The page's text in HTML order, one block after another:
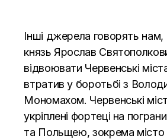
Інші джерела говорять нам,
князь Ярослав
відвоювати Червенські
втратив у боротьбі з
Мономахом. Червенські
укріплені фортеці на
та Польщею, зокрема